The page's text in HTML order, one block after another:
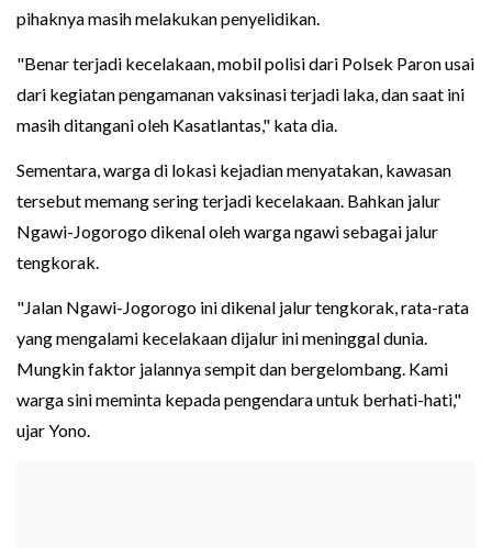
pihaknya masih melakukan penyelidikan.
"Benar terjadi kecelakaan, mobil polisi dari Polsek Paron usai
dari kegiatan pengamanan vaksinasi terjadi laka, dan saat ini
masih ditangani oleh Kasatlantas," kata dia.
Sementara, warga di lokasi kejadian menyatakan, kawasan
tersebut memang sering terjadi kecelakaan. Bahkan jalur
Ngawi-Jogorogo dikenal oleh warga ngawi sebagai jalur
tengkorak.
"Jalan Ngawi-Jogorogo ini dikenal jalur tengkorak, rata-rata
yang mengalami kecelakaan dijalur ini meninggal dunia.
Mungkin faktor jalannya sempit dan bergelombang. Kami
warga sini meminta kepada pengendara untuk berhati-hati,"
ujar Yono.